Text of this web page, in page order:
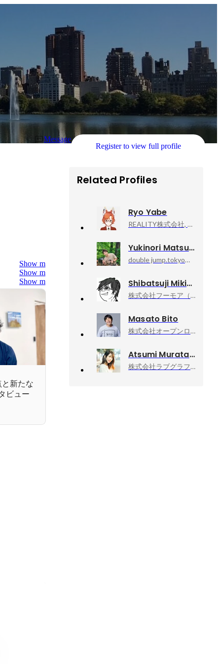
Message
Register to view full profile
Show more
Show more
Show more
新たな
ビュー
Related Profiles
Ryo Yabe
REALITY株式会社, プロダクト本部 Engagementグループ シニアマネージャー
Yukinori Matsuya
double jump.tokyo株式会社, 取締役COO プロデューサー部
Shibatsuji Mikiya
株式会社フーモア（Whomor）, 代表取締役社長
Masato Bito
株式会社オープンロジ, 執行役員CTO
Atsumi Murata
株式会社ラブグラフ, Co-founder & CCO